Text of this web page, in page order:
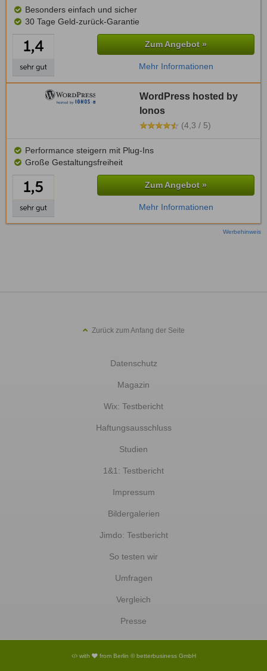
Besonders einfach und sicher
30 Tage Geld-zurück-Garantie
Zum Angebot »
Mehr Informationen
WordPress hosted by
Ionos
(4,3 / 5)
Performance steigern mit Plug-Ins
Große Gestaltungsfreiheit
Zum Angebot »
Mehr Informationen
Werbehinweis
Zurück zum Anfang der Seite
Datenschutz
Magazin
Wix: Testbericht
Haftungsausschluss
Studien
1&1: Testbericht
Impressum
Bildergalerien
Jimdo: Testbericht
So testen wir
Umfragen
Vergleich
Presse
with from Berlin © betterbusiness GmbH